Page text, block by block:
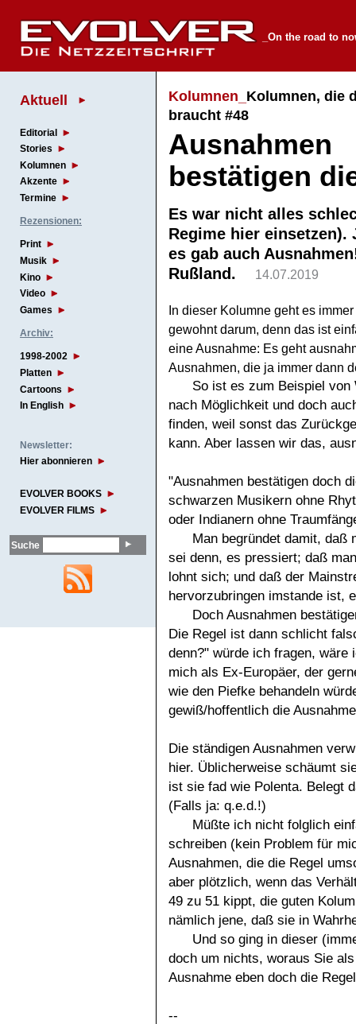
_On the road to
Aktuell
Editorial
Stories
Kolumnen
Akzente
Termine
Rezensionen:
Print
Musik
Kino
Video
Games
Archiv:
1998-2002
Platten
Cartoons
In English
Newsletter:
Hier abonnieren
EVOLVER BOOKS
EVOLVER FILMS
Suche
Kolumnen_ Kolumnen, die
braucht #48
Ausnahmen
bestätigen
Es war nicht alles
Regime hier einsetzen).
es gab auch
Rußland.
14.07.2019
In dieser Kolumne geht es
gewohnt darum, denn das ist
eine Ausnahme: Es geht
Ausnahmen, die ja immer dann
So ist es zum Beispiel
nach Möglichkeit und doch
finden, weil sonst das
kann. Aber lassen wir das,
"Ausnahmen bestätigen doch
schwarzen Musikern ohne
oder Indianern ohne
Man begründet damit, daß
sei denn, es pressiert; daß
lohnt sich; und daß der
hervorzubringen imstande ist,
Doch Ausnahmen
Die Regel ist dann schlicht
denn?" würde ich fragen, wäre
mich als Ex-Europäer, der
wie den Piefke behandeln
gewiß/hoffentlich die
Die ständigen Ausnahmen
hier. Üblicherweise schäumt
ist sie fad wie Polenta. Belegt
(Falls ja: q.e.d.!)
Müßte ich nicht folglich
schreiben (kein Problem für
Ausnahmen, die die Regel
aber plötzlich, wenn das
49 zu 51 kippt, die guten
nämlich jene, daß sie in
Und so ging in dieser
doch um nichts, woraus Sie
Ausnahme eben doch die
--